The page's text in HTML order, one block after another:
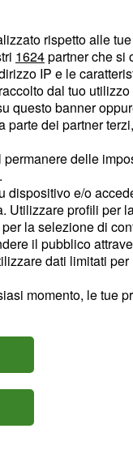
rispetto alle
1624partner che si
IP e le
dal tuo
questo banner
dei partner
delle
dispositivo e/o
Utilizzare profili per
la selezione di
il pubblico
dati limitati
momento, le tue